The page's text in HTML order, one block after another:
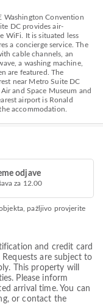
Washington Convention
DC provides air-
WiFi. It is situated less
a concierge service. The
cable channels, an
a washing machine,
are featured. The
near Metro Suite DC
and Space Museum and
airport is Ronald
accommodation.
odjave
za 12.00
pažljivo provjerite
and credit card
are subject to
This property will
Please inform
arrival time. You can
or contact the